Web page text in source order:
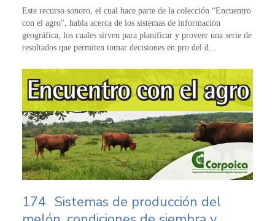
Este recurso sonoro, el cual hace parte de la colección “Encuentro
con el agro", habla acerca de los sistemas de información
geográfica, los cuales sirven para planificar y proveer una serie de
resultados que permiten tomar decisiones en pro del d...
174 Sistemas de producción del